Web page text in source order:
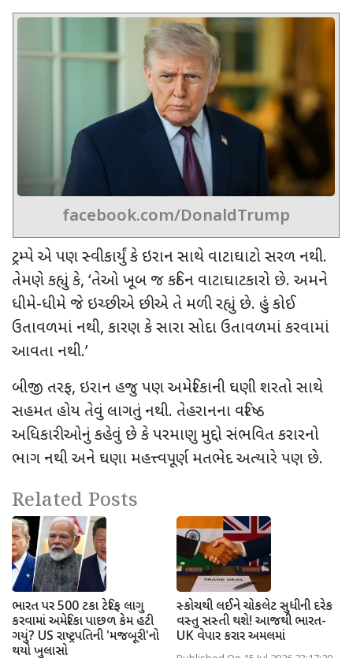
facebook.com/DonaldTrump
ટ્રમ્પે એ પણ સ્વીકાર્યું કે ઇરાન સાથે વાટાઘાટો સરળ નથી.
તેમણે કહ્યું કે, ‘તેઓ ખૂબ જ કઠિન વાટાઘાટકારો છે. અમને
ધીમે-ધીમે જે ઇચ્છીએ છીએ તે મળી રહ્યું છે. હું કોઈ
ઉતાવળમાં નથી, કારણ કે સારા સોદા ઉતાવળમાં કરવામાં
આવતા નથી.’
બીજી તરફ, ઇરાન હજુ પણ અમેરિકાની ઘણી શરતો સાથે
સહમત હોય તેવું લાગતું નથી. તેહરાનના વરિષ્ઠ
અધિકારીઓનું કહેવું છે કે પરમાણુ મુદ્દો સંભવિત કરારનો
ભાગ નથી અને ઘણા મહત્ત્વપૂર્ણ મતભેદ અત્યારે પણ છે.
Related Posts
ભારત પર 500 ટકા ટેરિફ લાગુ
કરવામાં અમેરિકા પાછળ કેમ હટી
ગયું? US રાષ્ટ્રપતિની 'મજબૂરી'નો
થયો ખુલાસો
સ્કોચથી લઈને ચોકલેટ સુધીની દરેક
વસ્તુ સસ્તી થશે! આજથી ભારત-
UK વેપાર કરાર અમલમાં